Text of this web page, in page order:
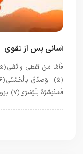
آسانی پس از تقوی
فَسَنُيَسِّرُهُ لِلْيُسْرَى ﴿۷﴾ بزودى راه آسانى پيش پاى …